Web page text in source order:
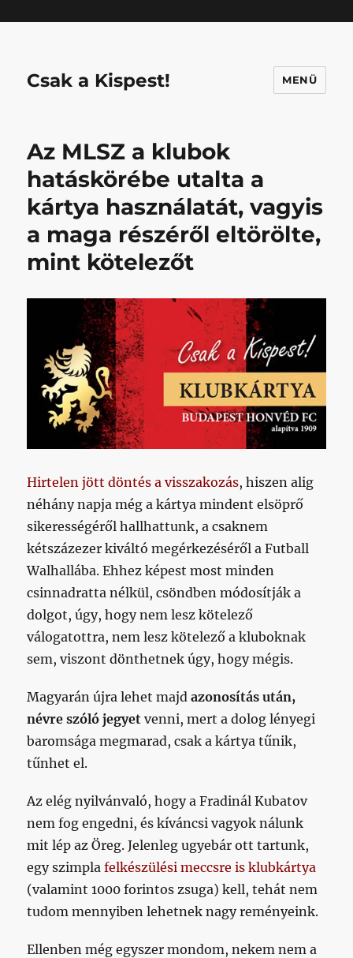
Csak a Kispest! MENÜ
Az MLSZ a klubok
hatáskörébe utalta a
kártya használatát, vagyis
a maga részéről eltörölte,
mint kötelezőt
Hirtelen jött döntés a visszakozás, hiszen alig
néhány napja még a kártya mindent elsöprő
sikerességéről hallhattunk, a csaknem
kétszázezer kiváltó megérkezéséről a Futball
Walhallába. Ehhez képest most minden
csinnadratta nélkül, csöndben módosítják a
dolgot, úgy, hogy nem lesz kötelező
válogatottra, nem lesz kötelező a kluboknak
sem, viszont dönthetnek úgy, hogy mégis.
Magyarán újra lehet majdazonosítás után,
névre szóló jegyet venni, mert a dolog lényegi
baromsága megmarad, csak a kártya tűnik,
tűnhet el.
Az elég nyilvánvaló, hogy a Fradinál Kubatov
nem fog engedni, és kíváncsi vagyok nálunk
mit lép az Öreg. Jelenleg ugyebár ott tartunk,
egy szimplafelkészülési meccsre is klubkártya
(valamint 1000 forintos zsuga) kell, tehát nem
tudom mennyiben lehetnek nagy reményeink.
Ellenben még egyszer mondom, nekem nem a